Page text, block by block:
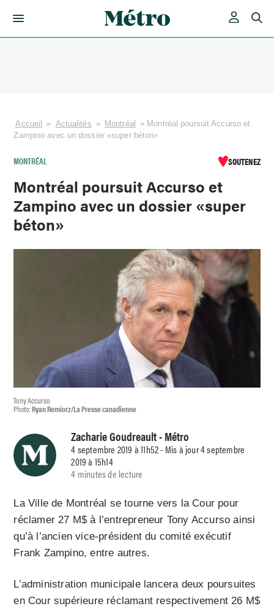
Accueil » Actualités » Montréal » Montréal poursuit Accurso et
Zampino avec un dossier «super béton»
MONTRÉAL SOUTENEZ
Montréal poursuit Accurso et
Zampino avec un dossier «super
béton»
Tony Accurso
Photo:Ryan Remiorz/La Presse canadienne
Zacharie Goudreault- Métro
4 septembre 2019 à 11h52 - Mis à jour 4 septembre
2019 à 15h14
4 minutes de lecture
La Ville de Montréal se tourne vers la Cour pour
réclamer 27 M$ à l’entrepreneur Tony Accurso ainsi
qu’à l’ancien vice-président du comité exécutif
Frank Zampino, entre autres.
L’administration municipale lancera deux poursuites
en Cour supérieure réclamant respectivement 26 M$